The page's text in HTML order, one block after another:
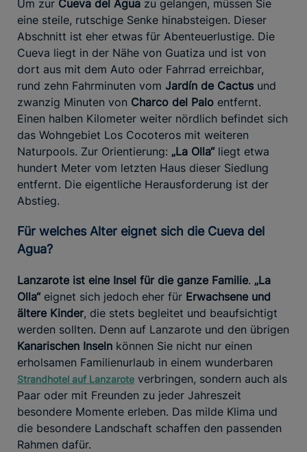
Um zur Cueva del Agua zu gelangen, müssen Sie
eine steile, rutschige Senke hinabsteigen. Dieser
Abschnitt ist eher etwas für Abenteuerlustige. Die
Cueva liegt in der Nähe von Guatiza und ist von
dort aus mit dem Auto oder Fahrrad erreichbar,
rund zehn Fahrminuten vom Jardín de Cactus und
zwanzig Minuten von Charco del Palo entfernt.
Einen halben Kilometer weiter nördlich befindet sich
das Wohngebiet Los Cocoteros mit weiteren
Naturpools. Zur Orientierung: „La Olla“liegt etwa
hundert Meter vom letzten Haus dieser Siedlung
entfernt. Die eigentliche Herausforderung ist der
Abstieg.
Für welches Alter eignet sich die Cueva del
Agua?
Lanzarote ist eine Insel für die ganze Familie. „La
Olla“eignet sich jedoch eher für Erwachsene und
ältere Kinder, die stets begleitet und beaufsichtigt
werden sollten. Denn auf Lanzarote und den übrigen
Kanarischen Inseln können Sie nicht nur einen
erholsamen Familienurlaub in einem wunderbaren
Strandhotel auf Lanzarote verbringen, sondern auch als
Paar oder mit Freunden zu jeder Jahreszeit
besondere Momente erleben. Das milde Klima und
die besondere Landschaft schaffen den passenden
Rahmen dafür.